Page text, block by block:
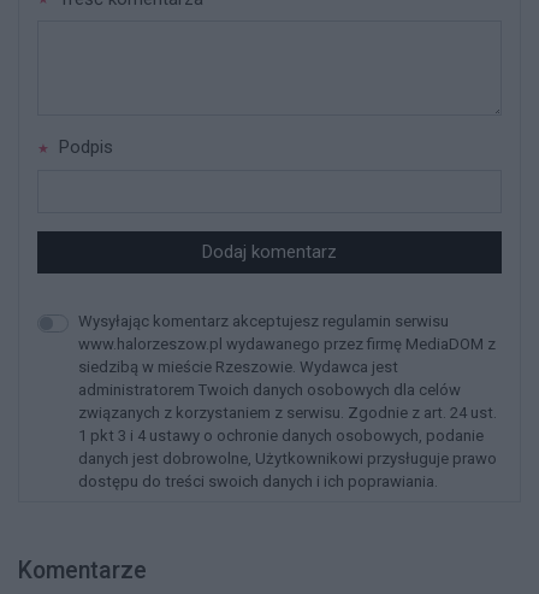
Podpis
Dodaj komentarz
Wysyłając komentarz akceptujesz regulamin serwisu
www.halorzeszow.pl wydawanego przez firmę MediaDOM z
siedzibą w mieście Rzeszowie. Wydawca jest
administratorem Twoich danych osobowych dla celów
związanych z korzystaniem z serwisu. Zgodnie z art. 24 ust.
1 pkt 3 i 4 ustawy o ochronie danych osobowych, podanie
danych jest dobrowolne, Użytkownikowi przysługuje prawo
dostępu do treści swoich danych i ich poprawiania.
Komentarze